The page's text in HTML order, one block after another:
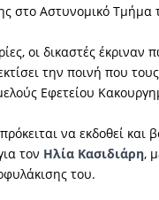
στο Αστυνομικό Τμήμα
οι δικαστές έκριναν
την ποινή που
Εφετείου
να εκδοθεί και
τον Ηλία Κασιδιάρη,
του.